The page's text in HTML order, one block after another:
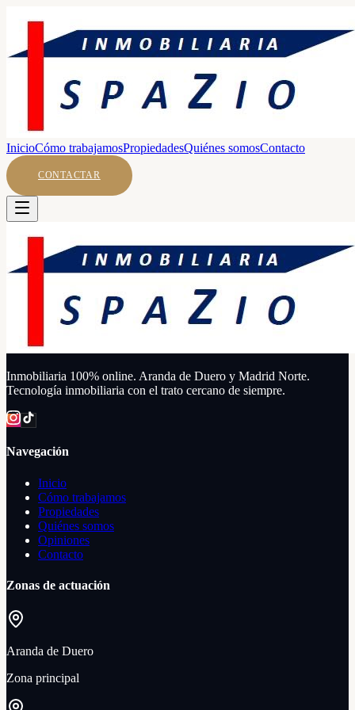
InicioCómo trabajamosPropiedadesQuiénes somosContacto
CONTACTAR
Inmobiliaria 100% online. Aranda de Duero y Madrid Norte.
Tecnología inmobiliaria con el trato cercano de siempre.
Navegación
Inicio
Cómo trabajamos
Propiedades
Quiénes somos
Opiniones
Contacto
Zonas de actuación
Aranda de Duero
Zona principal